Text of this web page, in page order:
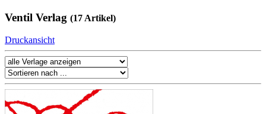
Ventil Verlag (17 Artikel)
Druckansicht